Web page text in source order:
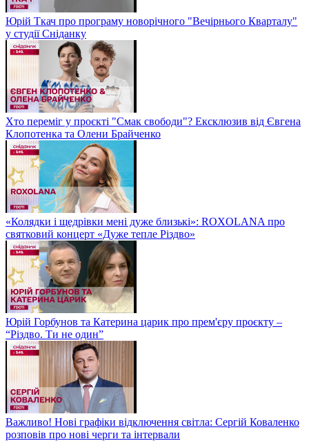
Юрій Ткач про програму новорічного "Вечірнього Кварталу"
у студії Сніданку
Хто переміг у проєкті "Смак свободи"? Ексклюзив від Євгена
Клопотенка та Олени Брайченко
«Колядки і щедрівки мені дуже близькі»: ROXOLANA про
святковий концерт «Дуже тепле Різдво»
Юрій Горбунов та Катерина царик про прем'єру проєкту –
“Різдво. Ти не один”
Важливо! Нові графіки відключення світла: Сергій Коваленко
розповів про нові черги та інтервали